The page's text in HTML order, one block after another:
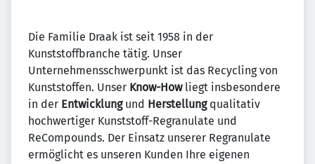
Die Familie Draak ist seit 1958 in der
Kunststoffbranche tätig. Unser
Unternehmensschwerpunkt ist das Recycling von
Kunststoffen. Unser Know-How liegt insbesondere
in der Entwicklungund Herstellungqualitativ
hochwertiger Kunststoff-Regranulate und
ReCompounds. Der Einsatz unserer Regranulate
ermöglicht es unseren Kunden Ihre eigenen